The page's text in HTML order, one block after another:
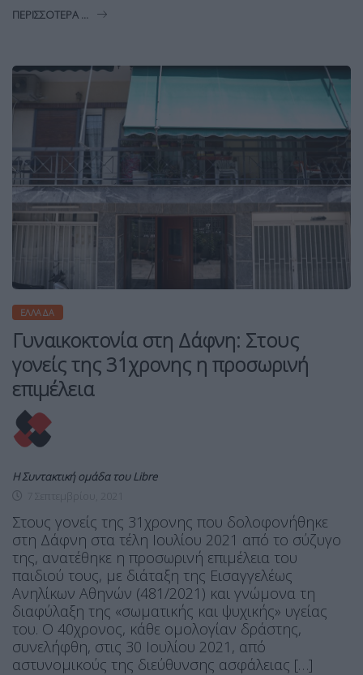
ΠΕΡΙΣΣΌΤΕΡΑ ...
ΕΛΛΆΔΑ
Γυναικοκτονία στη Δάφνη: Στους
γονείς της 31χρονης η προσωρινή
επιμέλεια
Η Συντακτική ομάδα του Libre
Στους γονείς της 31χρονης που δολοφονήθηκε
στη Δάφνη στα τέλη Ιουλίου 2021 από το σύζυγο
της, ανατέθηκε η προσωρινή επιμέλεια του
παιδιού τους, με διάταξη της Εισαγγελέως
Ανηλίκων Αθηνών (481/2021) και γνώμονα τη
διαφύλαξη της «σωματικής και ψυχικής» υγείας
του. Ο 40χρονος, κάθε ομολογίαν δράστης,
συνελήφθη, στις 30 Ιουλίου 2021, από
αστυνομικούς της διεύθυνσης ασφάλειας […]